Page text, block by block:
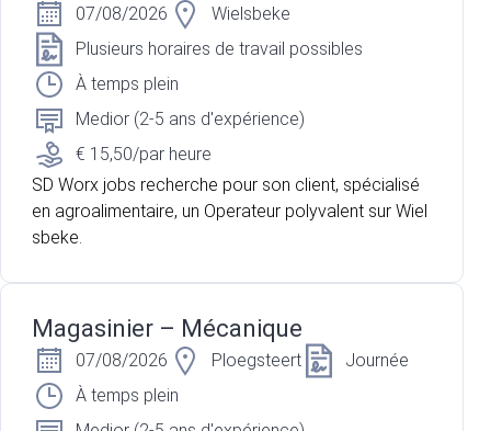
07/08/2026
Wielsbeke
Plusieurs horaires de travail possibles
À temps plein
Medior (2-5 ans d'expérience)
€ 15,50/par heure
SD Worx jobs recherche pour son client, spécialisé
en agroalimentaire, un Operateur polyvalent sur Wiel
sbeke.
Magasinier – Mécanique
07/08/2026 Ploegsteert
Journée
À temps plein